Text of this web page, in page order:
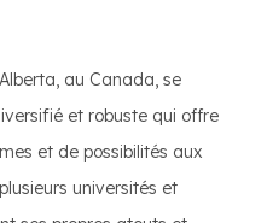
au Canada, se
et robuste qui offre
et de possibilités aux
universités et